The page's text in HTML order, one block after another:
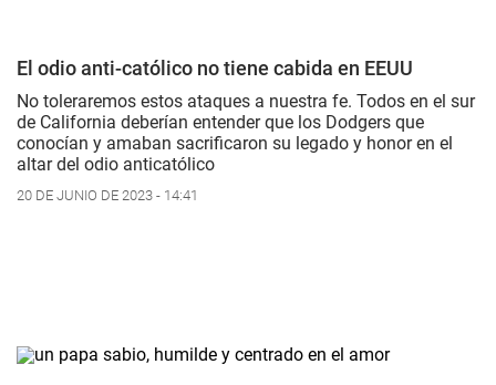
El odio anti-católico no tiene cabida en EEUU
No toleraremos estos ataques a nuestra fe. Todos en el sur
de California deberían entender que los Dodgers que
conocían y amaban sacrificaron su legado y honor en el
altar del odio anticatólico
20 DE JUNIO DE 2023 - 14:41